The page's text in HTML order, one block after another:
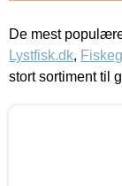
De mest
Lystfisk.dk,
stort sortiment til